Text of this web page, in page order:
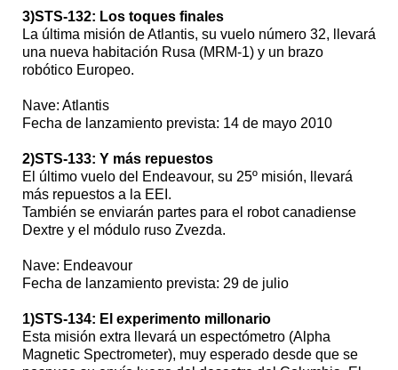
3)STS-132: Los toques finales
La última misión de Atlantis, su vuelo número 32, llevará
una nueva habitación Rusa (MRM-1) y un brazo
robótico Europeo.
Nave: Atlantis
Fecha de lanzamiento prevista: 14 de mayo 2010
2)STS-133: Y más repuestos
El último vuelo del Endeavour, su 25º misión, llevará
más repuestos a la EEI.
También se enviarán partes para el robot canadiense
Dextre y el módulo ruso Zvezda.
Nave: Endeavour
Fecha de lanzamiento prevista: 29 de julio
1)STS-134: El experimento millonario
Esta misión extra llevará un espectómetro (Alpha
Magnetic Spectrometer), muy esperado desde que se